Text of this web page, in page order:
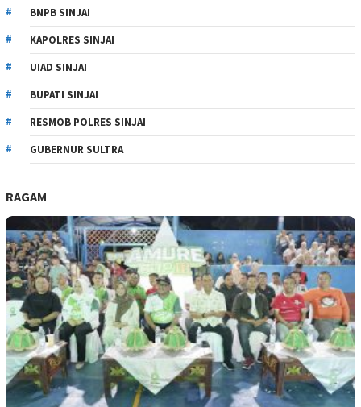
BNPB SINJAI
KAPOLRES SINJAI
UIAD SINJAI
BUPATI SINJAI
RESMOB POLRES SINJAI
GUBERNUR SULTRA
RAGAM